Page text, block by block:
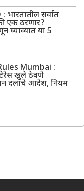
सर्वात
एक ठरणार?
घ्याव्यात या 5
Mumbai :
टेरेस खुले ठेवणे
दलाचे आदेश, नियम